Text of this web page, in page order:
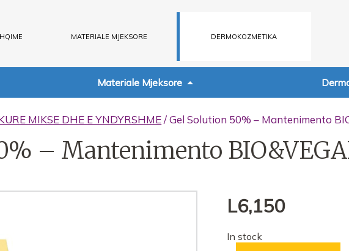
MATERIALE MJEKSORE DERMOKOZMETIKA
Materiale Mjeksore
MIKSE DHE E YNDYRSHME/ Gel Solution 50% – Mantenimento
– Mantenimento
L6,150
In stock